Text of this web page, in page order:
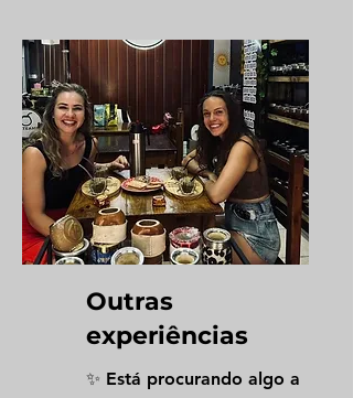
Outras
experiências
✨ Está procurando algo a